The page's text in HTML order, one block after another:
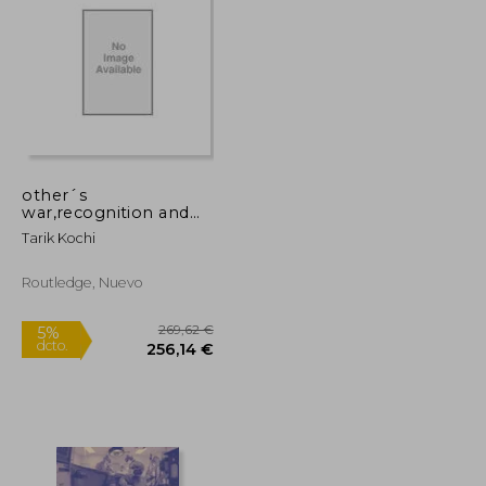
566,03 €
537,73 €
5%
other´s
war,recognition and
the violence of ethics
Tarik Kochi
Routledge, Nuevo